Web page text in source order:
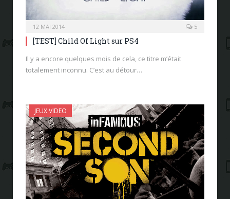
12 MAI 2014 5
[TEST] Child Of Light sur PS4
Il y a encore quelques mois de cela, ce titre m’était
totalement inconnu. C’est au détour…
JEUX VIDEO